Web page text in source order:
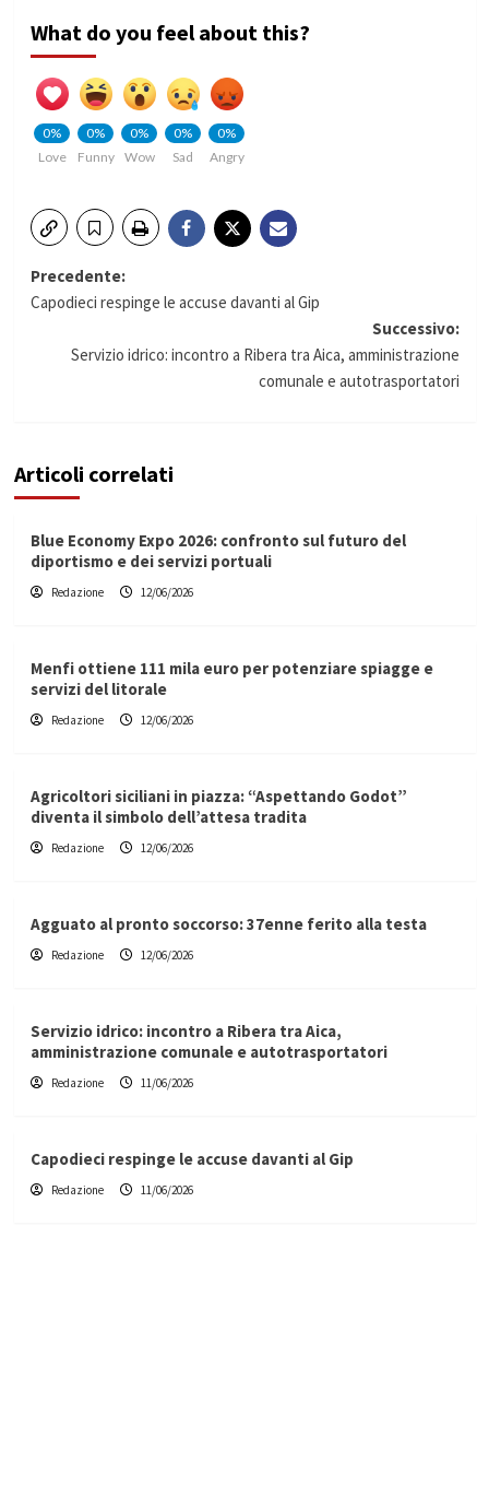
What do you feel about this?
0%
Love
0%
Funny
0%
Wow
0%
Sad
0%
Angry
Navigazione
articolo
Precedente:
Capodieci respinge le accuse davanti al Gip
Successivo:
Servizio idrico: incontro a Ribera tra Aica, amministrazione
comunale e autotrasportatori
Articoli correlati
Blue Economy Expo 2026: confronto sul futuro del
diportismo e dei servizi portuali
Redazione 12/06/2026
Menfi ottiene 111 mila euro per potenziare spiagge e
servizi del litorale
Redazione 12/06/2026
Agricoltori siciliani in piazza: “Aspettando Godot”
diventa il simbolo dell’attesa tradita
Redazione 12/06/2026
Agguato al pronto soccorso: 37enne ferito alla testa
Redazione 12/06/2026
Servizio idrico: incontro a Ribera tra Aica,
amministrazione comunale e autotrasportatori
Redazione 11/06/2026
Capodieci respinge le accuse davanti al Gip
Redazione 11/06/2026